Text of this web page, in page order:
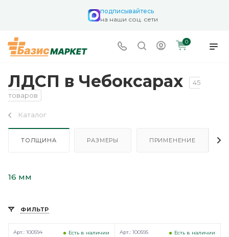
подписывайтесь
на наши соц. сети
0
ЛДСП в Чебоксарах
45
товаров
Каталог
ТОЛЩИНА РАЗМЕРЫ ПРИМЕНЕНИЕ
16 мм
ФИЛЬТР
Есть в наличии
Арт.: 100594 Есть в наличии
Арт.: 100595